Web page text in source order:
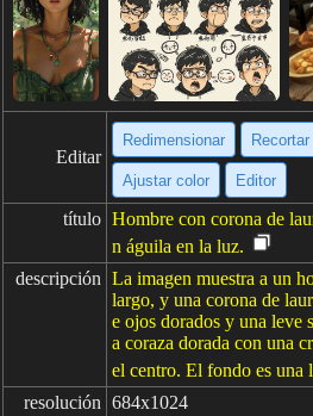
Editar
Redimensionar Recortar
Ajustar color Editor
título Hombre con corona de
n águila en la luz.
descripción La imagen muestra a un
largo, y una corona de
e ojos dorados y una leve
a coraza dorada con una
el centro. El fondo es una
resolución 684x1024